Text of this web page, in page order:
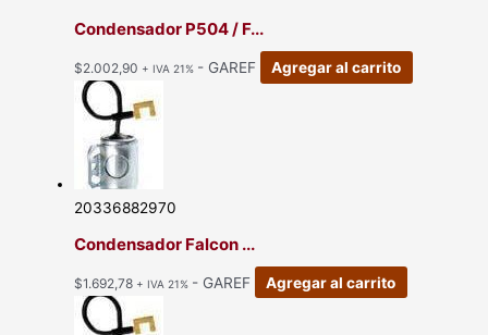
Condensador P504 / F...
$2.002,90 + IVA 21% - GAREF Agregar al carrito
20336882970
Condensador Falcon ...
$1.692,78 + IVA 21% - GAREF Agregar al carrito